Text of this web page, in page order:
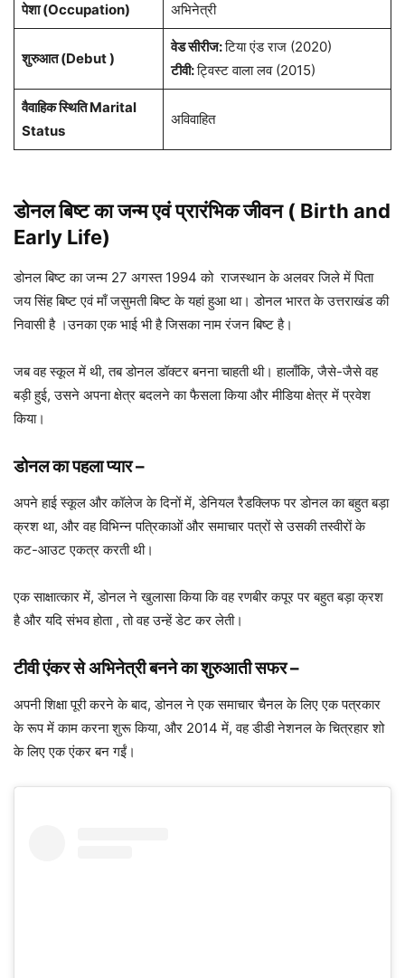
पेशा(Occupation) अभिनेत्री
शुरुआत (Debut )
वेड सीरीज:टिया एंड राज (2020)
टीवी:ट्विस्ट वाला लव (2015)
वैवाहिक स्थिति Marital
Status
अविवाहित
डोनल बिष्ट का जन्म एवं प्रारंभिक जीवन ( Birth and
Early Life)
डोनल बिष्ट का जन्म 27 अगस्त 1994 को राजस्थान के अलवर जिले में पिता
जय सिंह बिष्ट एवं माँ जसुमती बिष्ट के यहां हुआ था। डोनल भारत के उत्तराखंड की
निवासी है ।उनका एक भाई भी है जिसका नाम रंजन बिष्ट है।
जब वह स्कूल में थी, तब डोनल डॉक्टर बनना चाहती थी। हालाँकि, जैसे-जैसे वह
बड़ी हुई, उसने अपना क्षेत्र बदलने का फैसला किया और मीडिया क्षेत्र में प्रवेश
किया।
डोनल कापहला प्यार–
अपने हाई स्कूल और कॉलेज के दिनों में, डेनियल रैडक्लिफ पर डोनल का बहुत बड़ा
क्रश था, और वह विभिन्न पत्रिकाओं और समाचार पत्रों से उसकी तस्वीरों के
कट-आउट एकत्र करती थी।
एक साक्षात्कार में, डोनल ने खुलासा किया कि वह रणबीर कपूर पर बहुत बड़ा क्रश
है और यदि संभव होता , तो वह उन्हें डेट कर लेती।
टीवी एंकर से अभिनेत्री बनने काशुरुआती सफर–
अपनी शिक्षा पूरी करने के बाद, डोनल ने एक समाचार चैनल के लिए एक पत्रकार
के रूप में काम करना शुरू किया, और 2014 में, वह डीडी नेशनल के चित्रहार शो
के लिए एक एंकर बन गईं।